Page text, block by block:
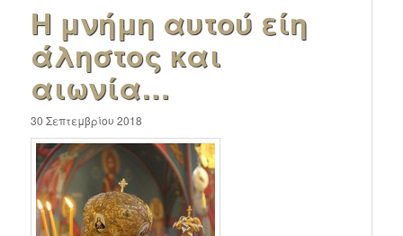
Η μνήμη αυτού είη
άληστος και
αιωνία…
30 Σεπτεμβρίου 2018